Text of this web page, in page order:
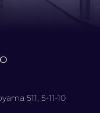
511, 5-11-10